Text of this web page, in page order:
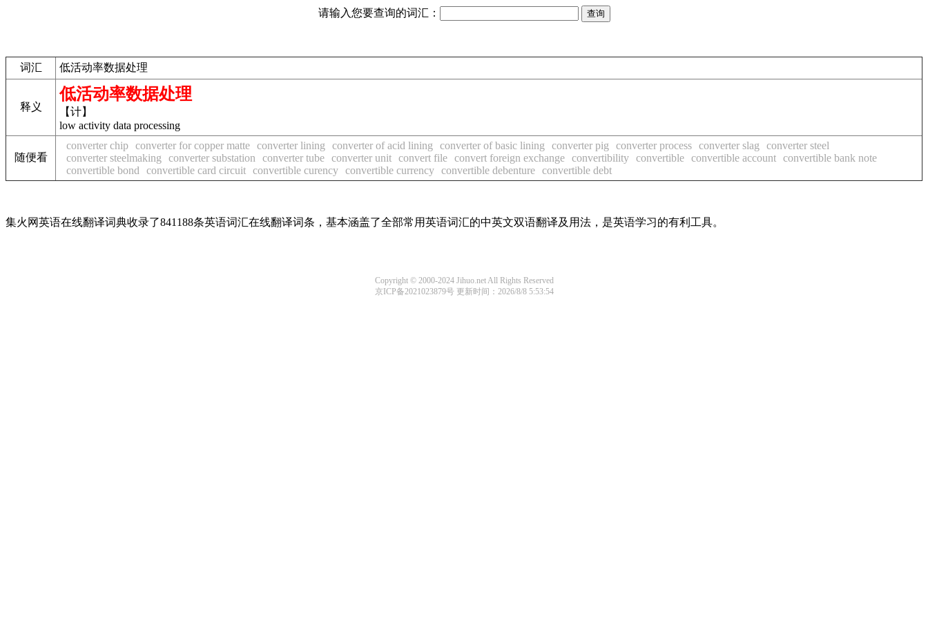
请输入您要查询的词汇：
词汇 低活动率数据处理
释义
低活动率数据处理
【计】
low activity data processing
随便看
converter chip converter for copper matte converter lining converter of acid lining converter of basic lining converter pig converter process converter slag
converter steel
converter steelmaking
converter substation converter tube converter unit convert file convert foreign exchange convertibility convertible convertible account convertible bank note
convertible bond
convertible card circuit convertible curency convertible currency convertible debenture convertible debt
集火网英语在线翻译词典收录了841188条英语词汇在线翻译词条，基本涵盖了全部常用英语词汇的中英文双语翻译及用法，是英语学习的有利工具。
Copyright © 2000-2024 Jihuo.net All Rights Reserved
京ICP备2021023879号更新时间：2026/8/8 5:53:54